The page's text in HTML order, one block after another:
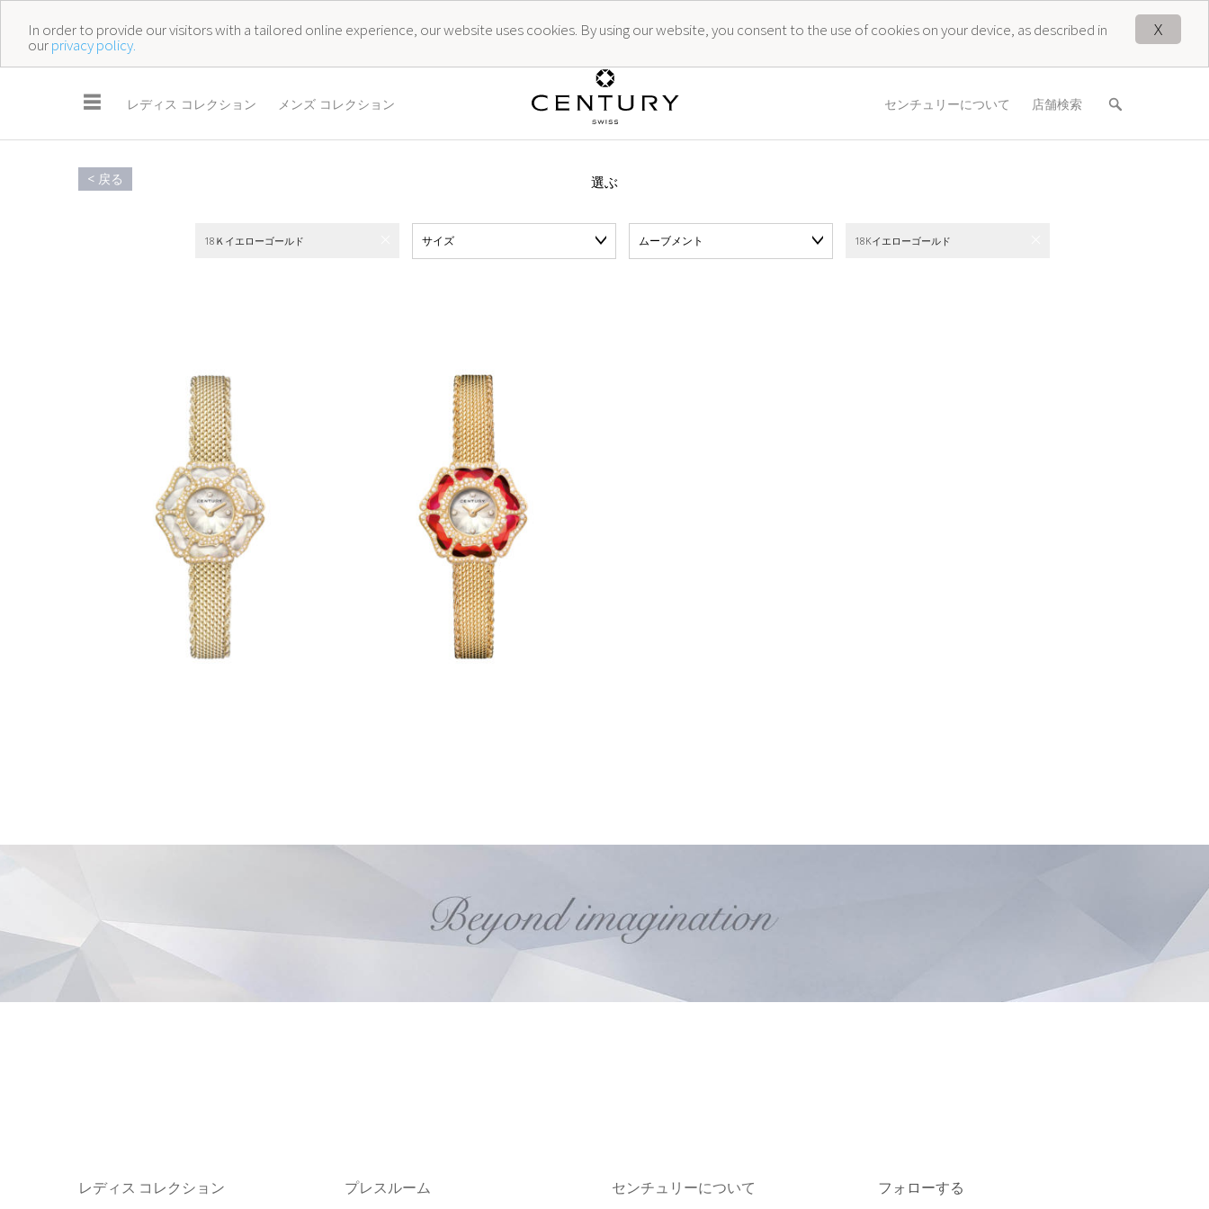
X
In order to provide our visitors with a tailored online experience, our website uses cookies. By using our website, you consent to the use of cookies on your device, as described in
ourprivacy policy.
☰ レディス コレクション メンズ コレクション センチュリーについて 店舗検索
< 戻る 選ぶ
18Ｋイエローゴールド サイズ ムーブメント 18Kイエローゴールド
レディス コレクション プレスルーム センチュリーについて フォローする